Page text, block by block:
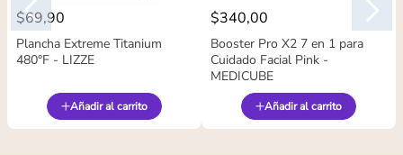
$69,90
Plancha Extreme Titanium
480°F - LIZZE
Añadir al carrito
$340,00
Booster Pro X2 7 en 1 para
Cuidado Facial Pink -
MEDICUBE
Añadir al carrito